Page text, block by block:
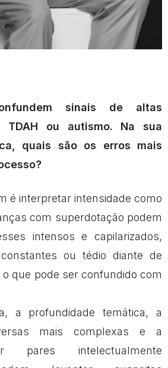
sinais de altas
TDAH ou autismo. Na sua
quais são os erros mais
é interpretar intensidade como
com superdotação podem
intensos e capilarizados,
ou tédio diante de
que pode ser confundido com
a profundidade temática, a
mais complexas e a
pares intelectualmente